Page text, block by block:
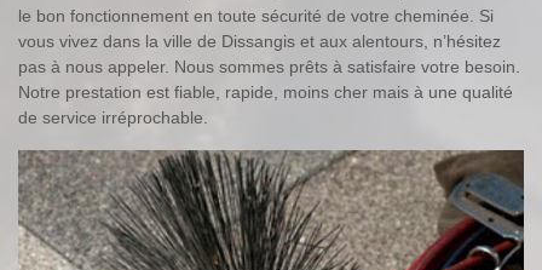
le bon fonctionnement en toute sécurité de votre cheminée. Si
vous vivez dans la ville de Dissangis et aux alentours, n’hésitez
pas à nous appeler. Nous sommes prêts à satisfaire votre besoin.
Notre prestation est fiable, rapide, moins cher mais à une qualité
de service irréprochable.